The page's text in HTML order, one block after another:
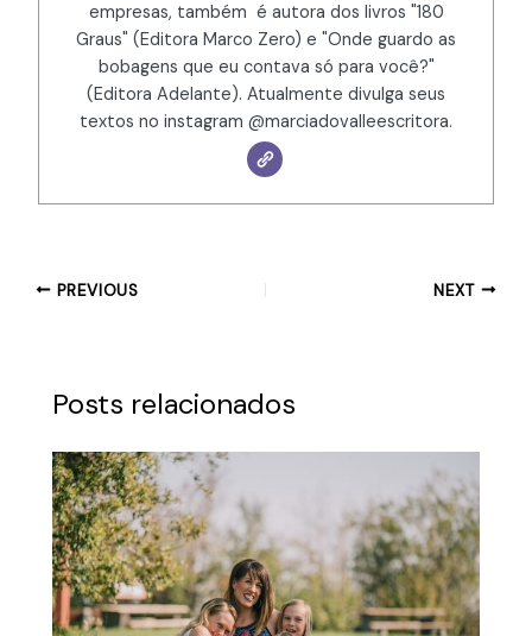
empresas, também é autora dos livros "180
Graus" (Editora Marco Zero) e "Onde guardo as
bobagens que eu contava só para você?"
(Editora Adelante). Atualmente divulga seus
textos no instagram @marciadovalleescritora.
PREVIOUS NEXT
Posts relacionados